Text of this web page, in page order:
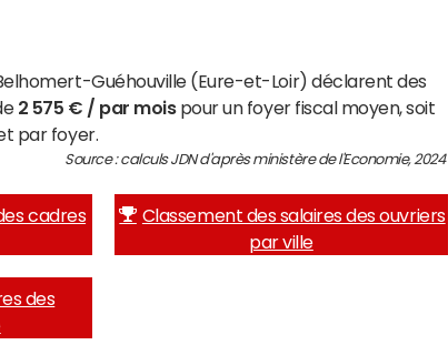
Guéhouville (Eure-et-Loir) déclarent des
2 575 € / par moispour un foyer fiscal moyen, soit
par foyer.
Source : calculs JDN d'après ministère de l'Economie, 2024
cadres
Classement des salaires des ouvriers
par ville
des